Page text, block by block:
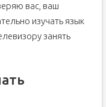
вас, ваш
изучать язык
занять